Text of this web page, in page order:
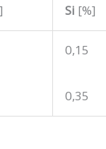
Si [%]
0,15
0,35